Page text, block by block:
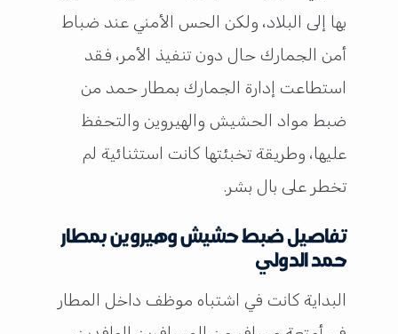
بها إلى البلاد، ولكن الحس الأمني عند ضباط
أمن الجمارك حال دون تنفيذ الأمر، فقد
استطاعت إدارة الجمارك بمطار حمد من
ضبط مواد الحشيش والهيروين والتحفظ
عليها، وطريقة تخبئتها كانت استثنائية لم
تخطر على بال بشر.
تفاصيل ضبط حشيش وهيروين بمطار
حمد الدولي
البداية كانت في اشتباه موظف داخل المطار